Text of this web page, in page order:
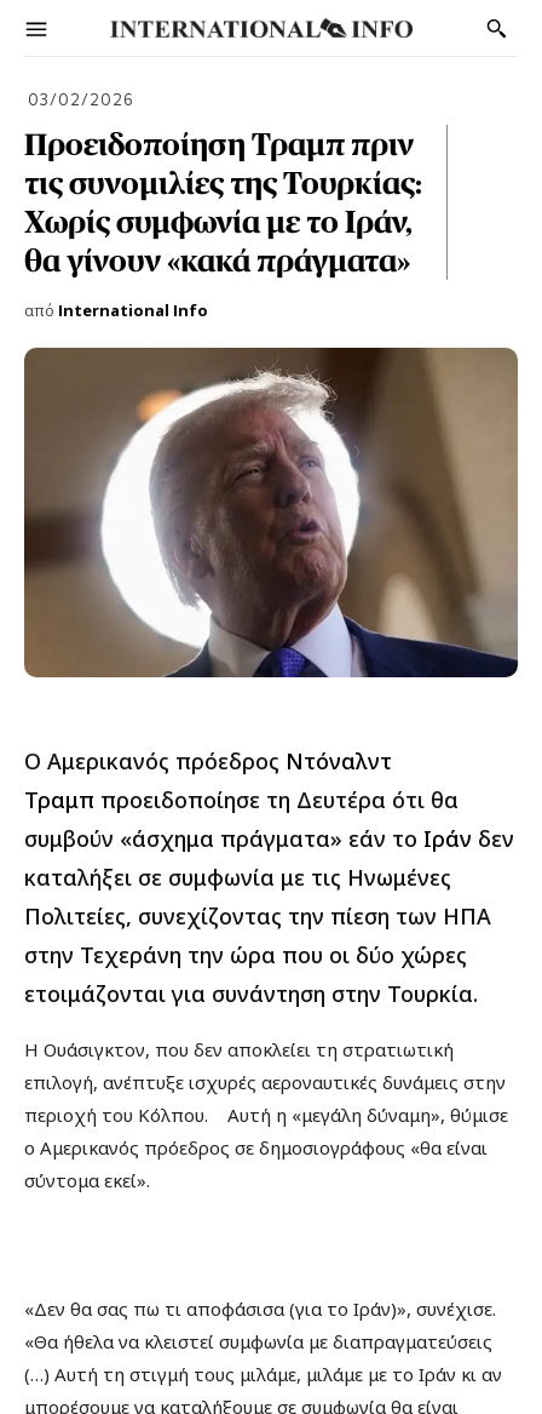
03/02/2026
Προειδοποίηση Τραμπ πριν
τις συνομιλίες της Τουρκίας:
Χωρίς συμφωνία με το Ιράν,
θα γίνουν «κακά πράγματα»
από International Info
Ο Aμερικανός πρόεδρος Ντόναλντ
Τραμπ προειδοποίησε τη Δευτέρα ότι θα
συμβούν «άσχημα πράγματα» εάν το Ιράν δεν
καταλήξει σε συμφωνία με τις Ηνωμένες
Πολιτείες, συνεχίζοντας την πίεση των ΗΠΑ
στην Τεχεράνη την ώρα που οι δύο χώρες
ετοιμάζονται για συνάντηση στην Τουρκία.
Η Ουάσιγκτον, που δεν αποκλείει τη στρατιωτική
επιλογή, ανέπτυξε ισχυρές αεροναυτικές δυνάμεις στην
περιοχή του Κόλπου. Αυτή η «μεγάλη δύναμη», θύμισε
ο Αμερικανός πρόεδρος σε δημοσιογράφους «θα είναι
σύντομα εκεί».
«Δεν θα σας πω τι αποφάσισα (για το Ιράν)», συνέχισε.
«Θα ήθελα να κλειστεί συμφωνία με διαπραγματεύσεις
(…) Αυτή τη στιγμή τους μιλάμε, μιλάμε με το Ιράν κι αν
μπορέσουμε να καταλήξουμε σε συμφωνία θα είναι